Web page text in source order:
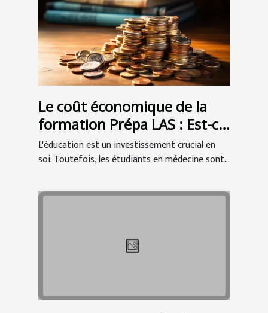
Le coût économique de la
formation Prépa LAS : Est-ce
un bon investissement pour
les étudiants en médecine ?
L'éducation est un investissement crucial en
soi. Toutefois, les étudiants en médecine sont...